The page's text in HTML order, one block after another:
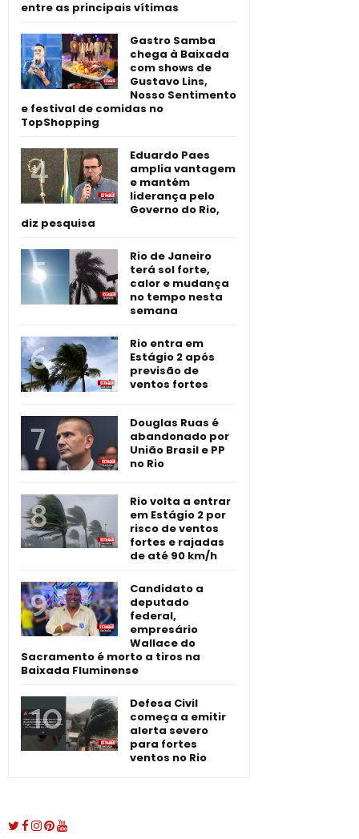
entre as principais vítimas
Gastro Samba
chega à Baixada
com shows de
Gustavo Lins,
Nosso Sentimento
e festival de comidas no
TopShopping
Eduardo Paes
amplia vantagem
e mantém
liderança pelo
Governo do Rio,
diz pesquisa
Rio de Janeiro
terá sol forte,
calor e mudança
no tempo nesta
semana
Rio entra em
Estágio 2 após
previsão de
ventos fortes
Douglas Ruas é
abandonado por
União Brasil e PP
no Rio
Rio volta a entrar
em Estágio 2 por
risco de ventos
fortes e rajadas
de até 90 km/h
Candidato a
deputado
federal,
empresário
Wallace do
Sacramento é morto a tiros na
Baixada Fluminense
Defesa Civil
começa a emitir
alerta severo
para fortes
ventos no Rio